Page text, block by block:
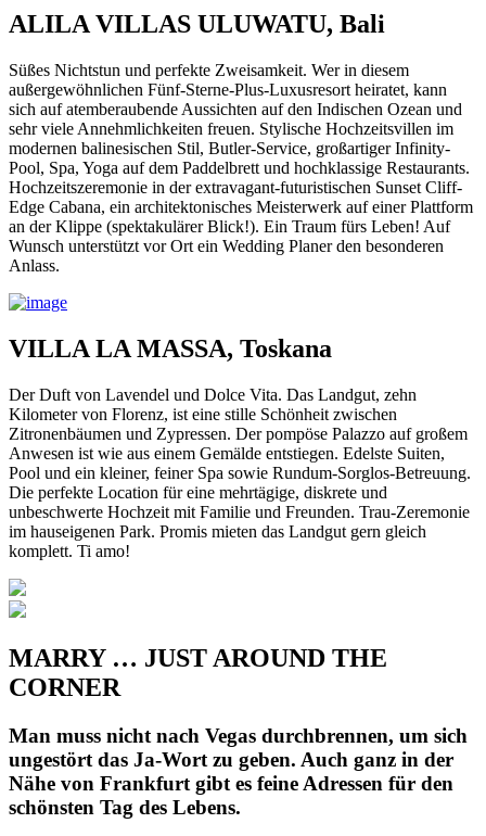
ALILA VILLAS ULUWATU, Bali
Süßes Nichtstun und perfekte Zweisamkeit. Wer in diesem
außergewöhnlichen Fünf-Sterne-Plus-Luxusresort heiratet, kann
sich auf atemberaubende Aussichten auf den Indischen Ozean und
sehr viele Annehmlichkeiten freuen. Stylische Hochzeitsvillen im
modernen balinesischen Stil, Butler-Service, großartiger Infinity-
Pool, Spa, Yoga auf dem Paddelbrett und hochklassige Restaurants.
Hochzeitszeremonie in der extravagant-futuristischen Sunset Cliff-
Edge Cabana, ein architektonisches Meisterwerk auf einer Plattform
an der Klippe (spektakulärer Blick!). Ein Traum fürs Leben! Auf
Wunsch unterstützt vor Ort ein Wedding Planer den besonderen
Anlass.
VILLA LA MASSA, Toskana
Der Duft von Lavendel und Dolce Vita. Das Landgut, zehn
Kilometer von Florenz, ist eine stille Schönheit zwischen
Zitronenbäumen und Zypressen. Der pompöse Palazzo auf großem
Anwesen ist wie aus einem Gemälde entstiegen. Edelste Suiten,
Pool und ein kleiner, feiner Spa sowie Rundum-Sorglos-Betreuung.
Die perfekte Location für eine mehrtägige, diskrete und
unbeschwerte Hochzeit mit Familie und Freunden. Trau-Zeremonie
im hauseigenen Park. Promis mieten das Landgut gern gleich
komplett. Ti amo!
MARRY … JUST AROUND THE
CORNER
Man muss nicht nach Vegas durchbrennen, um sich
ungestört das Ja-Wort zu geben. Auch ganz in der
Nähe von Frankfurt gibt es feine Adressen für den
schönsten Tag des Lebens.